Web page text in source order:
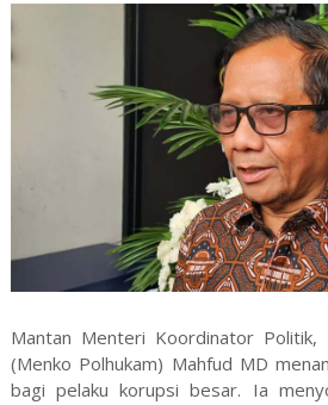
Mantan Menteri Koordinator Politik,
(Menko Polhukam) Mahfud MD
bagi pelaku korupsi besar. Ia